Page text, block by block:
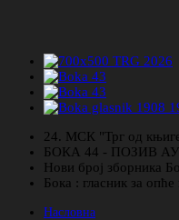
24. МСК "Трг од
БОКА 44 - ПОЗИВ
Нови број зборника
Бока : гласник за
Насловна